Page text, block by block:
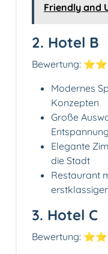
Friendly and
2. Hotel B
Bewertung:
Modernes
Konzepten
Große
Elegante
die Stadt
Restaurant
3. Hotel C
Bewertung: